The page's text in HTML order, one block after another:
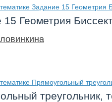
Геометрия
треугольник,